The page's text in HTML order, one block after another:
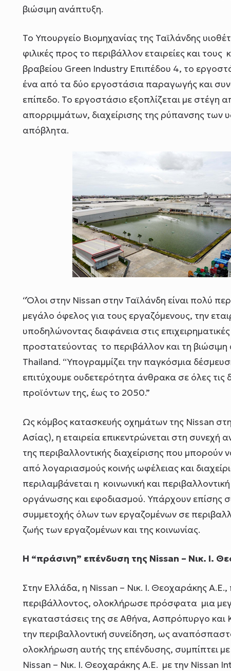
βιώσιμη ανάπτυξη.
Το Υπουργείο Βιομηχανίας της Ταϊλάνδης
φιλικές προς το περιβάλλον εταιρείες και
βραβείου Green Industry Επιπέδου 4, το
ένα από τα δύο εργοστάσια παραγωγής και
επίπεδο. Το εργοστάσιο εξοπλίζεται με
απορριμμάτων, διαχείρισης της ρύπανσης των
απόβλητα.
“Όλοι στην Nissan στην Ταϊλάνδη είναι πολύ
μεγάλο όφελος για τους εργαζόμενους, την
υποδηλώνοντας διαφάνεια στις
προστατεύοντας το περιβάλλον και τη
Thailand. “Υπογραμμίζει την παγκόσμια
επιτύχουμε ουδετερότητα άνθρακα σε όλες τις
προϊόντων της, έως το 2050.”
Ως κόμβος κατασκευής οχημάτων της Nissan
Ασίας), η εταιρεία επικεντρώνεται στη συνεχή
της περιβαλλοντικής διαχείρισης που
από λογαριασμούς κοινής ωφέλειας και
περιλαμβάνεται η κοινωνική και
οργάνωσης και εφοδιασμού. Υπάρχουν επίσης
συμμετοχής όλων των εργαζομένων σε
ζωής των εργαζομένων και της κοινωνίας.
Η “πράσινη” επένδυση της Nissan – Νικ. Ι.
Στην Ελλάδα, η Nissan – Νικ. Ι. Θεοχαράκης
περιβάλλοντος, ολοκλήρωσε πρόσφατα μια
εγκαταστάσεις της σε Αθήνα, Ασπρόπυργο
την περιβαλλοντική συνείδηση, ως
ολοκλήρωση αυτής της επένδυσης, συμπίπτει
Nissan – Νικ. Ι. Θεοχαράκης Α.Ε. με την Nissan